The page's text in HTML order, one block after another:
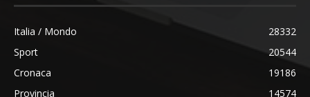
Italia / Mondo
28332
Sport
20544
Cronaca
19186
Provincia
14574